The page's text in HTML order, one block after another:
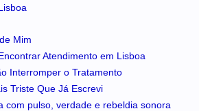
Mim
Atendimento em Lisboa
Interromper o Tratamento
Triste Que Já Escrevi
pulso, verdade e rebeldia sonora